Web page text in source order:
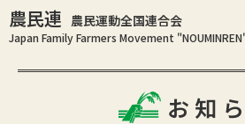
農民連 農民運動全国連合会
Japan Family Farmers Movement
お知